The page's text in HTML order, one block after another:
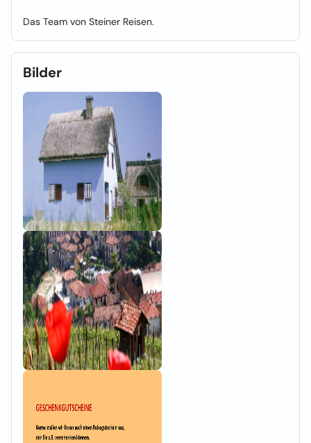
Das Team von Steiner Reisen.
Bilder